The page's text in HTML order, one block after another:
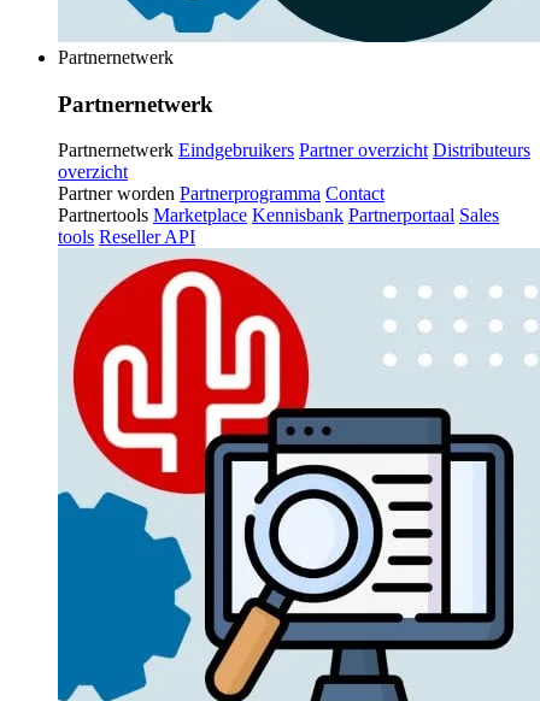
Partnernetwerk
Partnernetwerk
Partnernetwerk Eindgebruikers Partner overzicht Distributeurs
overzicht
Partner worden Partnerprogramma Contact
Partnertools Marketplace Kennisbank Partnerportaal Sales
tools Reseller API